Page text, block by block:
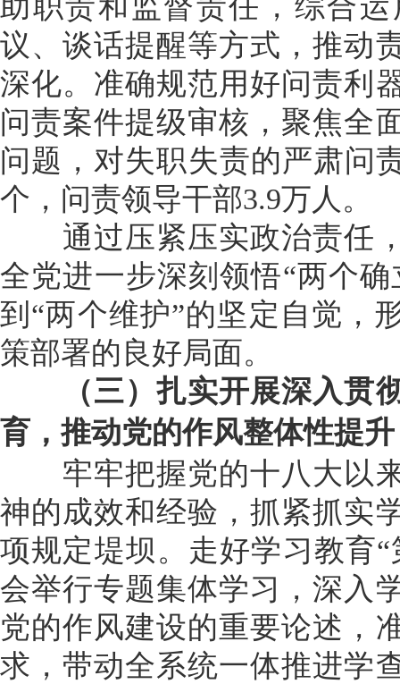
助职责和监督责任，综合
议、谈话提醒等方式，推动
深化。准确规范用好问责利
问责案件提级审核，聚焦全
问题，对失职失责的严肃问
个，问责领导干部3.9万人。
通过压紧压实政治责任，
全党进一步深刻领悟“两个
到“两个维护”的坚定自觉，
策部署的良好局面。
（三）扎实开展深入贯彻
育，推动党的作风整体性提升
牢牢把握党的十八大以来
神的成效和经验，抓紧抓实
项规定堤坝。走好学习教育
会举行专题集体学习，深入
党的作风建设的重要论述，
求，带动全系统一体推进学